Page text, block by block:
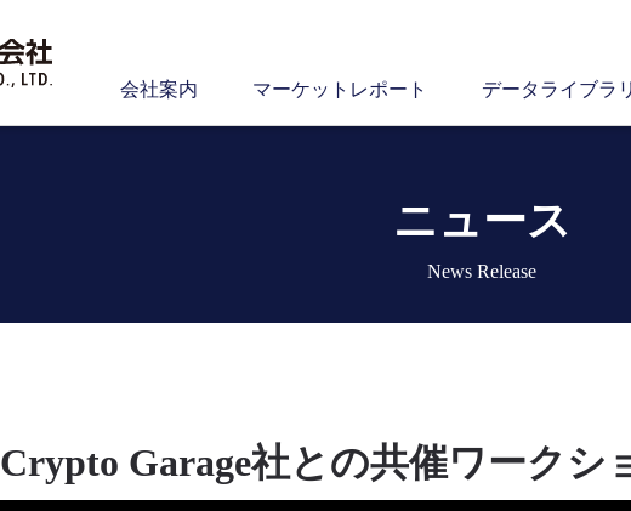
会社案内 マーケットレポート データライブラリ
ニュース
News Release
Crypto Garage社との共催ワークシ